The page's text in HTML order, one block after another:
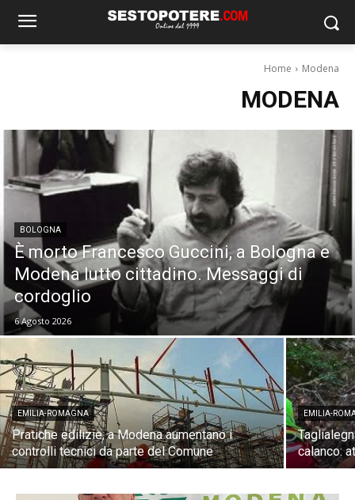
Home Modena
MODENA
BOLOGNA
È morto Francesco Guccini, a Bologna e
Modena lutto cittadino. Messaggi di
cordoglio
6 Agosto 2026
EMILIA-ROMAGNA
Pratiche edilizie, a Modena aumentano i
controlli tecnici da parte del Comune
EMILIA-
calanco: